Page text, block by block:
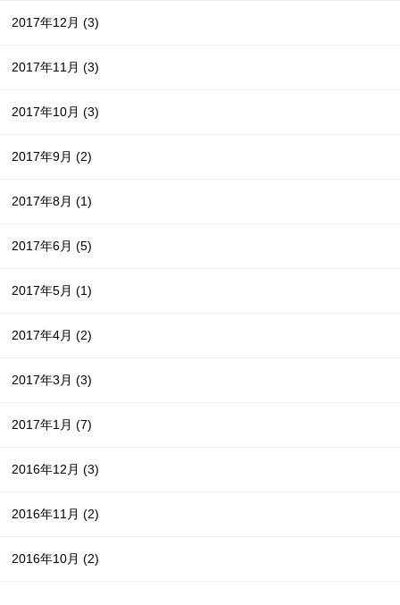
2017年12月(3)
2017年11月(3)
2017年10月(3)
2017年9月(2)
2017年8月(1)
2017年6月(5)
2017年5月(1)
2017年4月(2)
2017年3月(3)
2017年1月(7)
2016年12月(3)
2016年11月(2)
2016年10月(2)